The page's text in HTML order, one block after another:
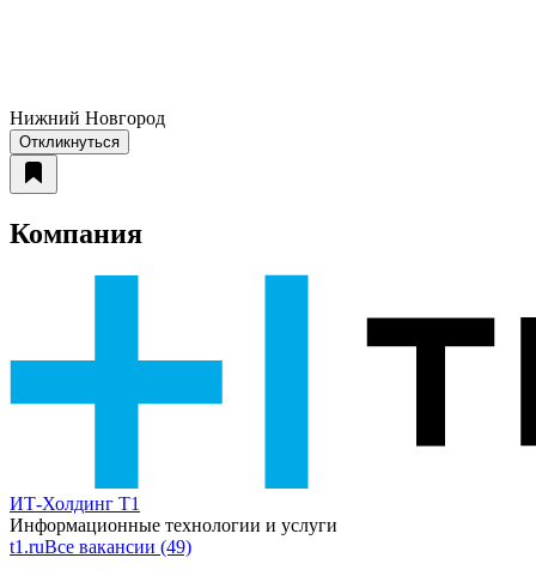
Нижний Новгород
Откликнуться
Компания
ИТ-Холдинг Т1
Информационные технологии и услуги
t1.ruВсе вакансии (49)